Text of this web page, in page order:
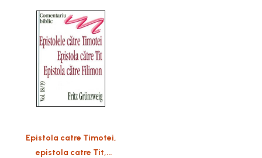
Epistola catre Timotei,
epistola catre Tit,